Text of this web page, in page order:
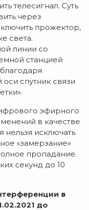
телесигнал. Суть
через
прожектор,
света.
линии со
станцией
спутник связи
эфирного
в качестве
нельзя исключать
«замерзание»
пропадание.
секунд до 10
в
до